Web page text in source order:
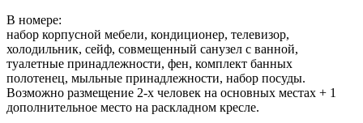
В номере:
набор корпусной мебели, кондиционер, телевизор,
холодильник, сейф, совмещенный санузел с ванной,
туалетные принадлежности, фен, комплект банных
полотенец, мыльные принадлежности, набор посуды.
Возможно размещение 2-х человек на основных местах + 1
дополнительное место на раскладном кресле.